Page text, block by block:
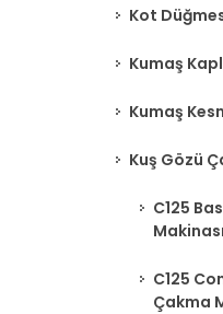
Kot
Kumaş
Kumaş
Kuş Gözü
C125
Makinası
C125
Çakma